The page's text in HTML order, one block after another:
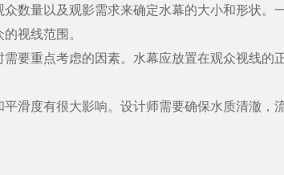
量以及观影需求来确定水幕的大小和形状。
视线范围。
重点考虑的因素。水幕应放置在观众视线的
度有很大影响。设计师需要确保水质清澈，